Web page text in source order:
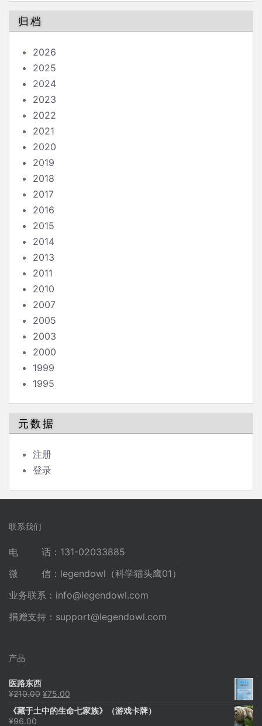
归档
2026
2025
2024
2023
2022
2021
2020
2019
2018
2017
2016
2015
2014
2013
2011
2010
2007
2005
2003
2000
1999
1995
元数据
注册
登录
联系我们
电 话：131-02033885
微 信：legendowl（科学猫头鹰01）
业务联系： info@legendowl.com
捐赠支持： support@legendowl.com
产品
医路东西
¥210.00 原
为：
¥75.00
价
《藏于土中的生命七家族》（游戏卡牌）
¥96.00